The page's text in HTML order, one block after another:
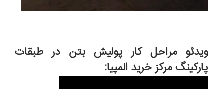
ویدئو مراحل کار پولیش بتن در طبقات
پارکینگ مرکز خرید المپیا: